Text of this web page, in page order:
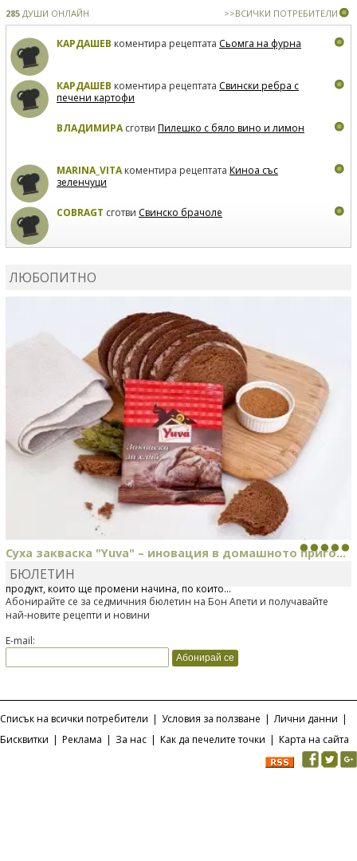
285 ДУШИ ОНЛАЙН >>ВСИЧКИ ПОТРЕБИТЕЛИ
КАРДАШЕВ коментира рецептата Сьомга на фурна
КАРДАШЕВ коментира рецептата Свински ребра с
печени картофи
ВЛАДИМИРАсготви Пилешко с бяло вино и лимон
MARINA_VITAкоментира рецептата Киноа със
зеленчуци
COBRAGT сготви Свинско брачоле
ЛЮБОПИТНО
Суха закваска "Yuva" – иновация в домашното приго...
Отскоро Лесафр България стартира предлагането на изцяло нов
продукт, който ще промени начина, по който...
БЮЛЕТИН
Абонирайте се за седмичния бюлетин на Бон Апети и получавайте
най-новите рецепти и новини
E-mail:
Списък на всички потребители | Условия за ползване | Лични данни |
Бисквитки | Реклама | За нас | Как да печелите точки | Карта на сайта